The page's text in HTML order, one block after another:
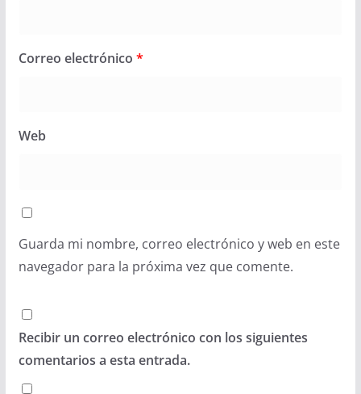
Correo electrónico *
Web
Guarda mi nombre, correo electrónico y web en este
navegador para la próxima vez que comente.
Recibir un correo electrónico con los siguientes
comentarios a esta entrada.